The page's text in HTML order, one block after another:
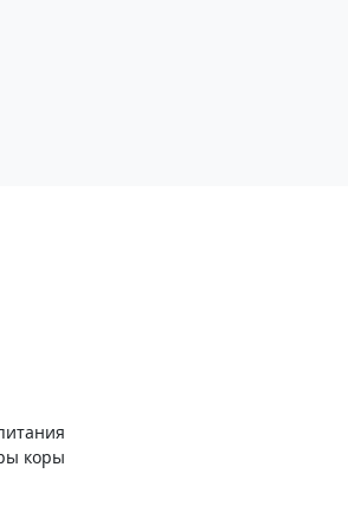
коры